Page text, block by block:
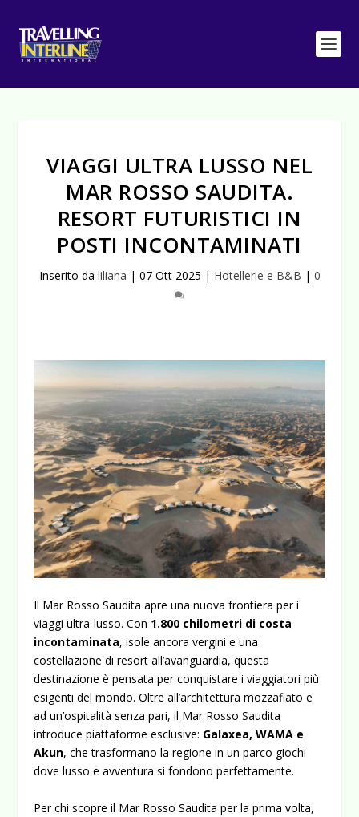
VIAGGI ULTRA LUSSO NEL
MAR ROSSO SAUDITA.
RESORT FUTURISTICI IN
POSTI INCONTAMINATI
Inserito da liliana | 07 Ott 2025 | Hotellerie e B&B | 0
Il Mar Rosso Saudita apre una nuova frontiera per i
viaggi ultra-lusso. Con 1.800 chilometri di costa
incontaminata, isole ancora vergini e una
costellazione di resort all’avanguardia, questa
destinazione è pensata per conquistare i viaggiatori più
esigenti del mondo. Oltre all’architettura mozzafiato e
ad un’ospitalità senza pari, il Mar Rosso Saudita
introduce piattaforme esclusive: Galaxea, WAMA e
Akun, che trasformano la regione in un parco giochi
dove lusso e avventura si fondono perfettamente.
Per chi scopre il Mar Rosso Saudita per la prima volta,